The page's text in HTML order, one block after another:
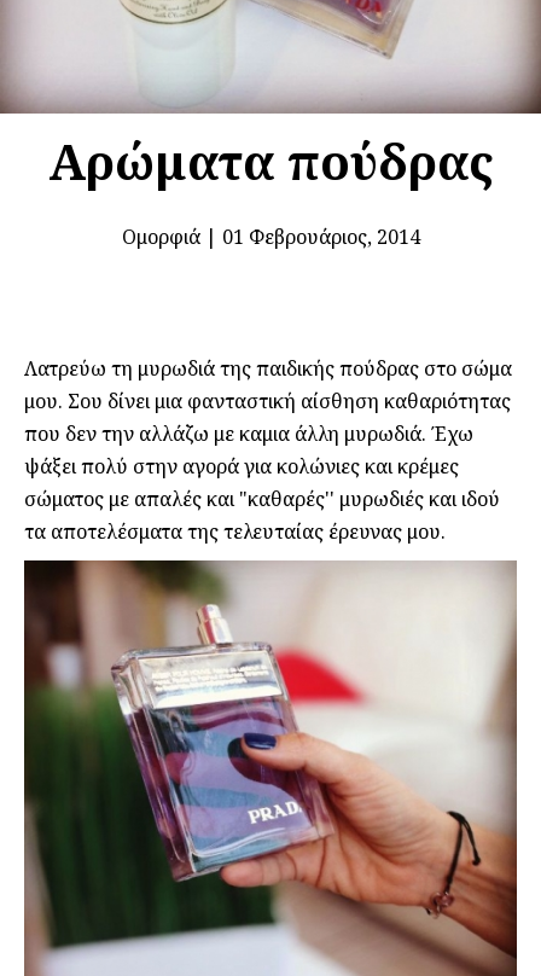
Αρώματα πούδρας
Ομορφιά| 01 Φεβρουάριος, 2014
Λατρεύω τη μυρωδιά της παιδικής πούδρας στο σώμα
μου. Σου δίνει μια φανταστική αίσθηση καθαριότητας
που δεν την αλλάζω με καμια άλλη μυρωδιά. Έχω
ψάξει πολύ στην αγορά για κολώνιες και κρέμες
σώματος με απαλές και "καθαρές'' μυρωδιές και ιδού
τα αποτελέσματα της τελευταίας έρευνας μου.